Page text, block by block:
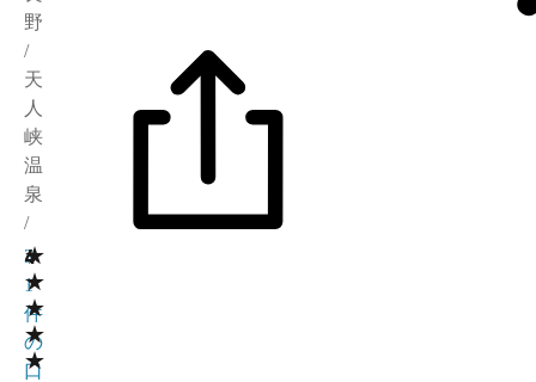
野
/
天
人
峡
温
泉
/
★
★
★
★
★
4
3
1
件
の
口